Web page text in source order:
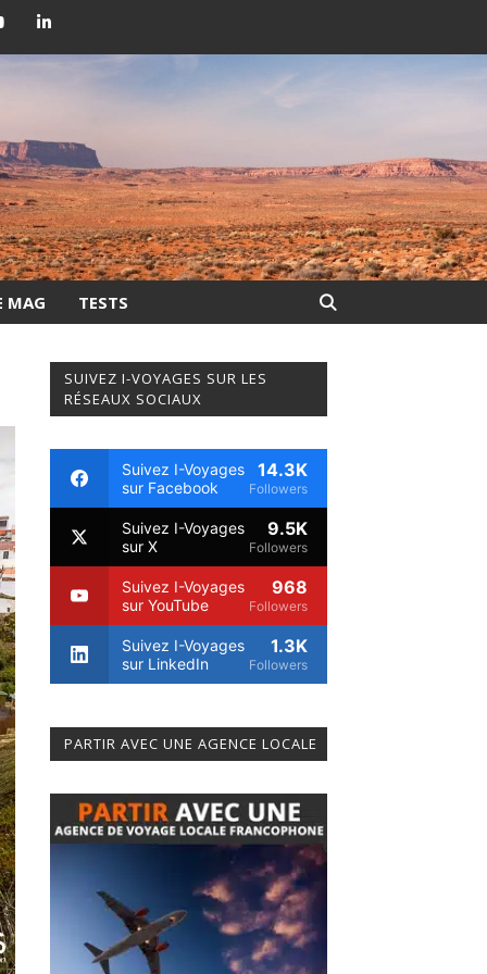
MAG TESTS
SUIVEZ I-VOYAGES SUR LES
RÉSEAUX SOCIAUX
Suivez I-Voyages
sur Facebook
14.3K
Followers
Suivez I-Voyages
sur X
9.5K
Followers
Suivez I-Voyages
sur YouTube
968
Followers
Suivez I-Voyages
sur LinkedIn
1.3K
Followers
PARTIR AVEC UNE AGENCE LOCALE